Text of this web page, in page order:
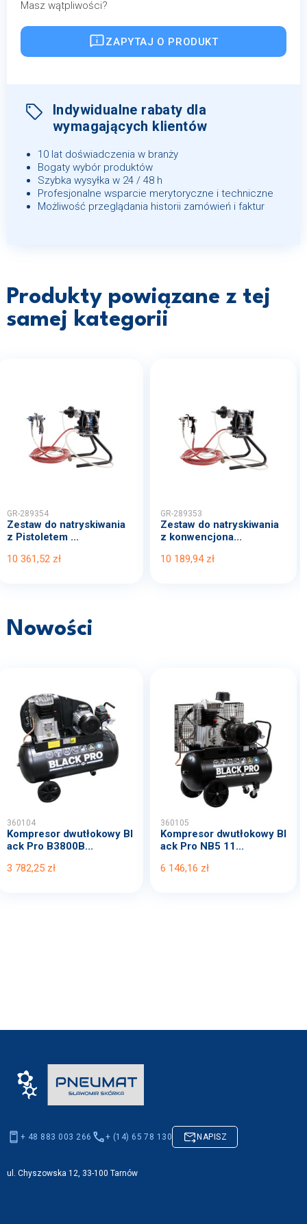
Masz wątpliwości?
ZAPYTAJ O PRODUKT
Indywidualne rabaty dla
wymagających klientów
10 lat doświadczenia w branży
Bogaty wybór produktów
Szybka wysyłka w 24 / 48 h
Profesjonalne wsparcie merytoryczne i techniczne
Możliwość przeglądania historii zamówień i faktur
Produkty powiązane z tej
samej kategorii
GR-289354
Zestaw do natryskiwania
z Pistoletem ...
10 361,52 zł
GR-289353
Zestaw do natryskiwania
z konwencjona...
10 189,94 zł
Nowości
360104
Kompresor dwutłokowy Bl
ack Pro B3800B...
3 782,25 zł
360105
Kompresor dwutłokowy Bl
ack Pro NB5 11...
6 146,16 zł
+ 48 883 003 266 + (14) 65 78 130 NAPISZ
ul. Chyszowska 12, 33-100 Tarnów